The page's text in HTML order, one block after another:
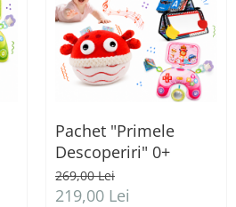
Pachet "Primele
Descoperiri" 0+
269,00 Lei
219,00 Lei